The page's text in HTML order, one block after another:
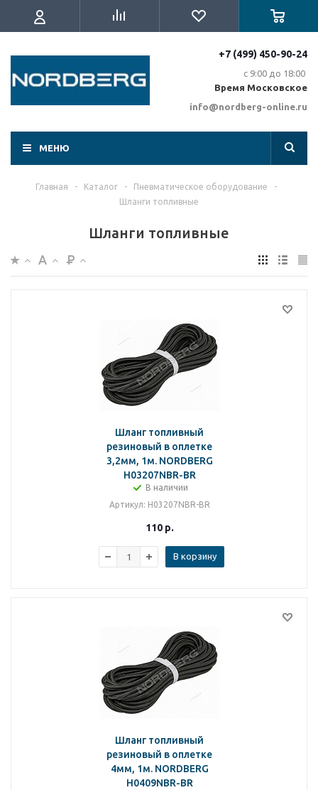
+7 (499) 450-90-24
с 9:00 до 18:00
Время Московское
info@nordberg-online.ru
МЕНЮ
Главная - Каталог - Пневматическое оборудование
-
Шланги топливные
Шланги топливные
Шланг топливный
резиновый в оплетке
3,2мм, 1м. NORDBERG
H03207NBR-BR
В наличии
Артикул: H03207NBR-BR
110р.
В корзину
Шланг топливный
резиновый в оплетке
4мм, 1м. NORDBERG
H0409NBR-BR